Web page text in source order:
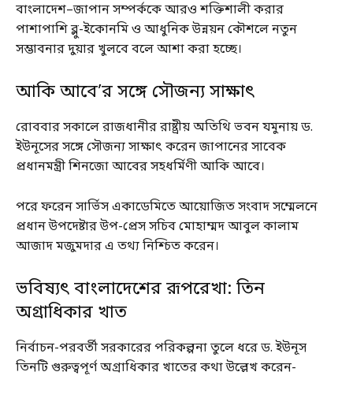
বাংলাদেশ–জাপান সম্পর্ককে আরও শক্তিশালী করার
পাশাপাশি ব্লু-ইকোনমি ও আধুনিক উন্নয়ন কৌশলে নতুন
সম্ভাবনার দুয়ার খুলবে বলে আশা করা হচ্ছে।
আকি আবে’র সঙ্গে সৌজন্য সাক্ষাৎ
রোববার সকালে রাজধানীর রাষ্ট্রীয় অতিথি ভবন যমুনায় ড.
ইউনূসের সঙ্গে সৌজন্য সাক্ষাৎ করেন জাপানের সাবেক
প্রধানমন্ত্রী শিনজো আবের সহধর্মিণী আকি আবে।
পরে ফরেন সার্ভিস একাডেমিতে আয়োজিত সংবাদ সম্মেলনে
প্রধান উপদেষ্টার উপ-প্রেস সচিব মোহাম্মদ আবুল কালাম
আজাদ মজুমদার এ তথ্য নিশ্চিত করেন।
ভবিষ্যৎ বাংলাদেশের রূপরেখা: তিন
অগ্রাধিকার খাত
নির্বাচন-পরবর্তী সরকারের পরিকল্পনা তুলে ধরে ড. ইউনূস
তিনটি গুরুত্বপূর্ণ অগ্রাধিকার খাতের কথা উল্লেখ করেন-